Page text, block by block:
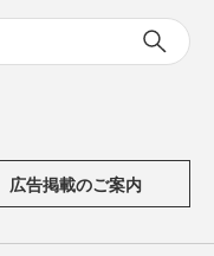
広告掲載のご案内